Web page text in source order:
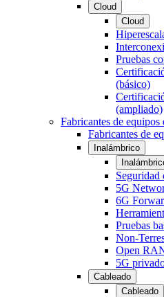
Cloud
Cloud
Pruebas
(básico)
(ampliado)
Fabricantes de equipos
Fabricantes de
Inalámbrico
Seguridad
5G
6G
Pruebas
Non-
Open
5G
Cableado
Cableado